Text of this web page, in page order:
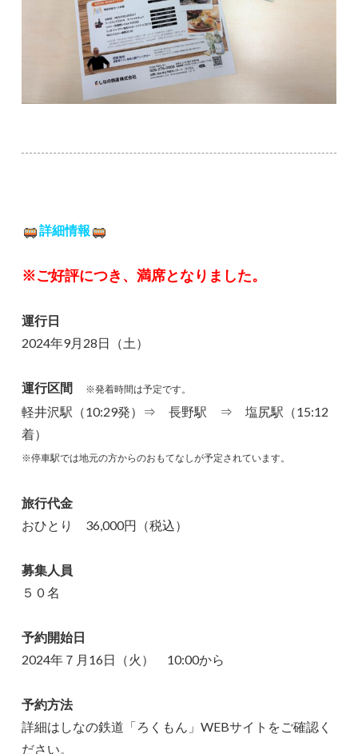
詳細情報
※ご好評につき、満席となりました。
運行日
2024年9月28日（土）
運行区間 ※発着時間は予定です。
軽井沢駅（10:29発）⇒ 長野駅 ⇒ 塩尻駅（15:12
着）
※停車駅では地元の方からのおもてなしが予定されています。
旅行代金
おひとり 36,000円（税込）
募集人員
５０名
予約開始日
2024年７月16日（火） 10:00から
予約方法
詳細はしなの鉄道「ろくもん」WEBサイトをご確認く
ださい。